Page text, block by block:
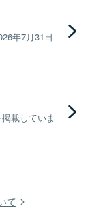
年7月31日
載していま
て